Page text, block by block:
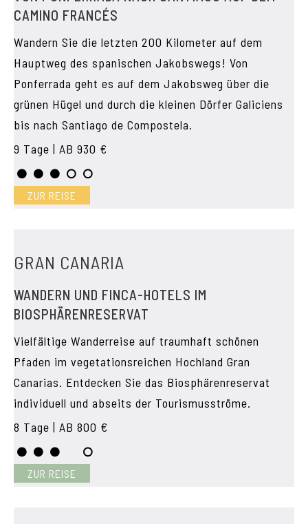
CAMINO FRANCÉS
Wandern Sie die letzten 200 Kilometer auf dem
Hauptweg des spanischen Jakobswegs! Von
Ponferrada geht es auf dem Jakobsweg über die
grünen Hügel und durch die kleinen Dörfer Galiciens
bis nach Santiago de Compostela.
9 Tage | AB 930 €
ZUR REISE
GRAN CANARIA
WANDERN UND FINCA-HOTELS IM
BIOSPHÄRENRESERVAT
Vielfältige Wanderreise auf traumhaft schönen
Pfaden im vegetationsreichen Hochland Gran
Canarias. Entdecken Sie das Biosphärenreservat
individuell und abseits der Tourismusströme.
8 Tage | AB 800 €
ZUR REISE